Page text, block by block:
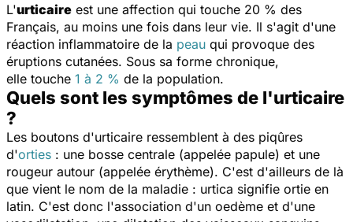
L'urticaire est une affection qui touche 20 % des
Français, au moins une fois dans leur vie. Il s'agit d'une
réaction inflammatoire de la peau qui provoque des
éruptions cutanées. Sous sa forme chronique,
elle touche 1 à 2 % de la population.
Quels sont les symptômes de l'urticaire
?
Les boutons d'urticaire ressemblent à des piqûres
d'orties : une bosse centrale (appelée papule) et une
rougeur autour (appelée érythème). C'est d'ailleurs de là
que vient le nom de la maladie : urtica signifie ortie en
latin. C'est donc l'association d'un oedème et d'une